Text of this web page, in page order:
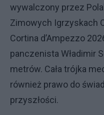
wywalczony przez
Zimowych Igrzyskach
Cortina d’Ampezzo
panczenista Władimir
metrów. Cała trójka
również prawo do
przyszłości.